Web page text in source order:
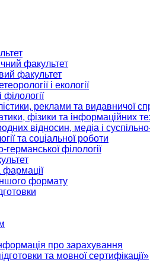
факультет
факультет
і екології
філології
реклами та видавничої
фізики та інформаційних
відносин, медіа і
та соціальної роботи
філології
фармації
формату
про зарахування
та мовної сертифікації»